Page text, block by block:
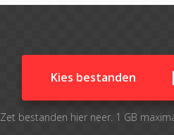
Kies bestanden
Zet bestanden hier neer. 1 GB